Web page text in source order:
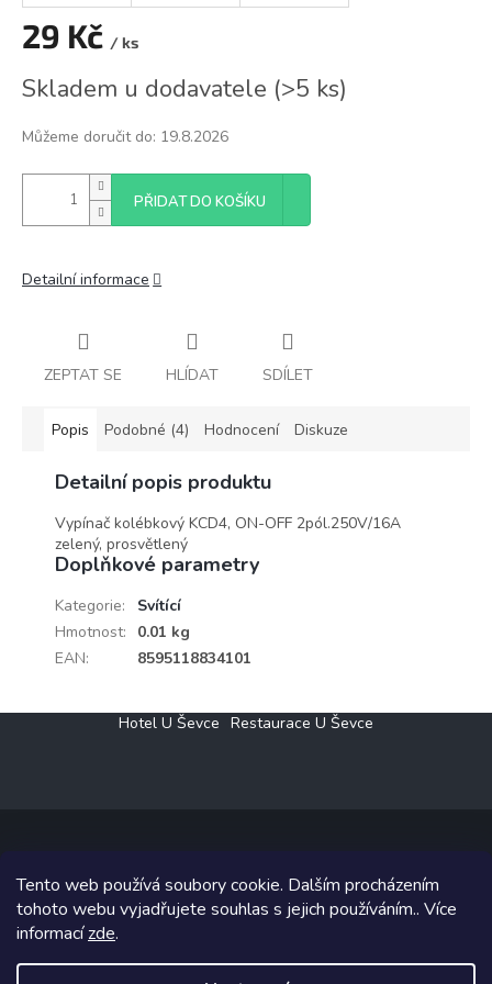
Tento web používá soubory cookie. Dalším procházením
tohoto webu vyjadřujete souhlas s jejich používáním.. Více
informacízde.
29 Kč / ks
cena:
Skladem u dodavatele (>5 ks)
Můžeme doručit do: 19.8.2026
PŘIDAT DO KOŠÍKU
Detailní informace
ZEPTAT SE HLÍDAT SDÍLET
Popis Podobné (4) Hodnocení Diskuze
Detailní popis produktu
Vypínač kolébkový KCD4, ON-OFF 2pól.250V/16A
zelený, prosvětlený
Doplňkové parametry
Kategorie:
Svítící
Hmotnost:
0.01 kg
EAN: 8595118834101
Hotel U Ševce Restaurace U Ševce
Copyright 2026Elektro Klesný s.r.o.. Všechna práva vyhrazena.
Grafický návrh vytvořil a na Shoptet implementoval
Shoptetak.cz.